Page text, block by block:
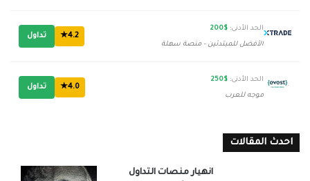
الحد الأدنى: $200
الأفضل للمبتدئين - منصة سهلة
4.2★ تداول
الحد الأدنى: $250
موجه للعرب
4.0★ تداول
احدث المقالات
انهيار منصات التداول